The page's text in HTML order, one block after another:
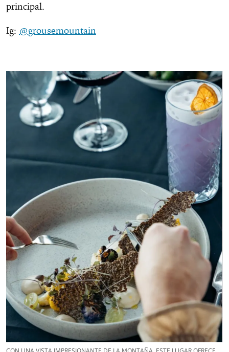
principal.
Ig: @grousemountain